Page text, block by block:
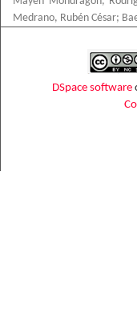
Medrano, Rubén César;
DSpace software